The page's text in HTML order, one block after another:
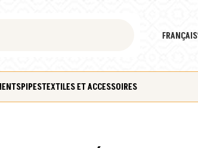
FRANÇAIS
PIPESTEXTILES ET ACCESSOIRES